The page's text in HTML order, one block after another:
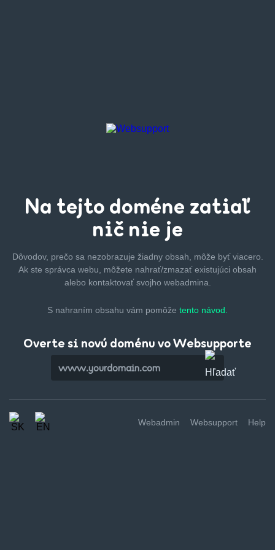
Na tejto doméne zatiaľ
nič nie je
Dôvodov, prečo sa nezobrazuje žiadny obsah, môže byťviacero.
Ak ste správca webu, môžete nahrať/zmazaťexistujúci obsah
alebo kontaktovať svojho webadmina.
S nahraním obsahu vám pomôže tento návod.
Overte si novú doménu vo Websupporte
Webadmin Websupport Help